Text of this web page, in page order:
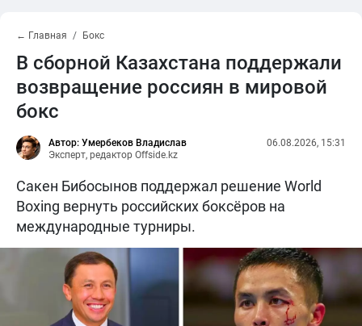
← Главная Бокс
В сборной Казахстана поддержали
возвращение россиян в мировой
бокс
Автор: Умербеков Владислав
Эксперт, редактор Offside.kz
06.08.2026, 15:31
Сакен Бибосынов поддержал решение World
Boxing вернуть российских боксёров на
международные турниры.